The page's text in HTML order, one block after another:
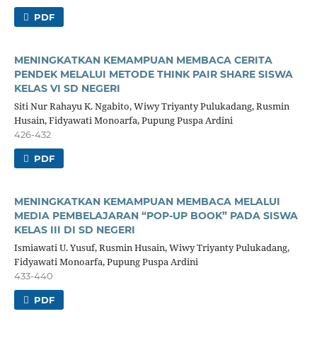
PDF
MENINGKATKAN KEMAMPUAN MEMBACA CERITA
PENDEK MELALUI METODE THINK PAIR SHARE SISWA
KELAS VI SD NEGERI
Siti Nur Rahayu K. Ngabito, Wiwy Triyanty Pulukadang, Rusmin
Husain, Fidyawati Monoarfa, Pupung Puspa Ardini
426-432
PDF
MENINGKATKAN KEMAMPUAN MEMBACA MELALUI
MEDIA PEMBELAJARAN “POP-UP BOOK” PADA SISWA
KELAS III DI SD NEGERI
Ismiawati U. Yusuf, Rusmin Husain, Wiwy Triyanty Pulukadang,
Fidyawati Monoarfa, Pupung Puspa Ardini
433-440
PDF